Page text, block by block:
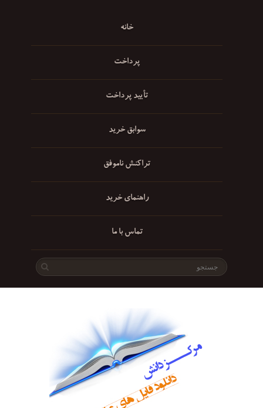
خانه
پرداخت
تأیید پرداخت
سوابق خرید
تراکنش ناموفق
راهنمای خرید
تماس با ما